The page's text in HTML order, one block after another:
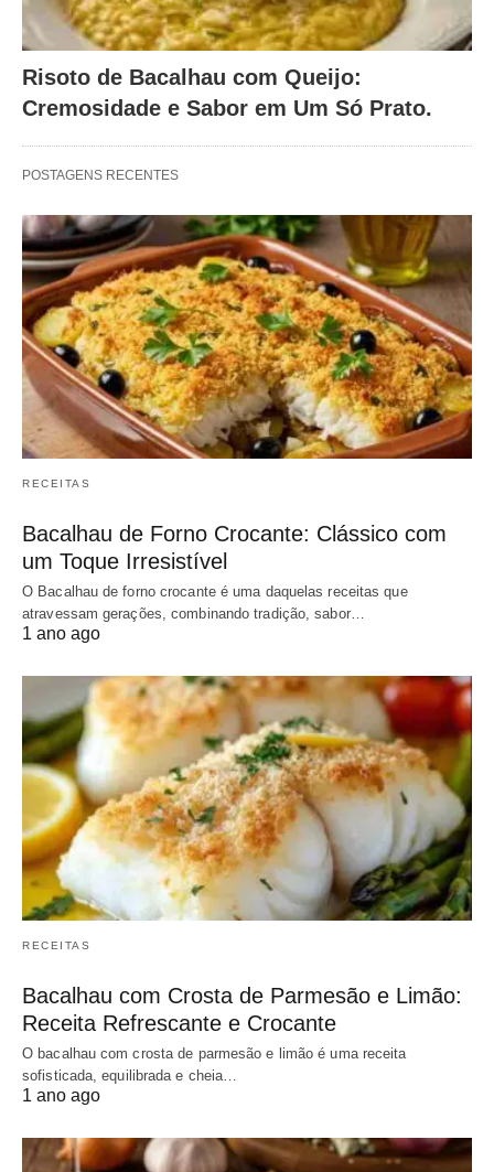
Risoto de Bacalhau com Queijo:
Cremosidade e Sabor em Um Só Prato.
POSTAGENS RECENTES
RECEITAS
Bacalhau de Forno Crocante: Clássico com
um Toque Irresistível
O Bacalhau de forno crocante é uma daquelas receitas que
atravessam gerações, combinando tradição, sabor…
1 ano ago
RECEITAS
Bacalhau com Crosta de Parmesão e Limão:
Receita Refrescante e Crocante
O bacalhau com crosta de parmesão e limão é uma receita
sofisticada, equilibrada e cheia…
1 ano ago